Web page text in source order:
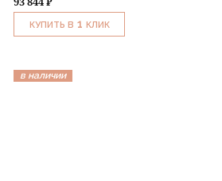
КУПИТЬ В 1 КЛИК
в наличии